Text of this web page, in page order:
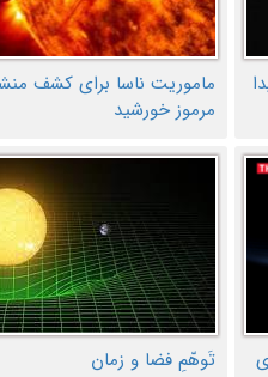
ماموریت ناسا برای کشف
مرموز خورشید
تَوهّمِ فضا و زمان